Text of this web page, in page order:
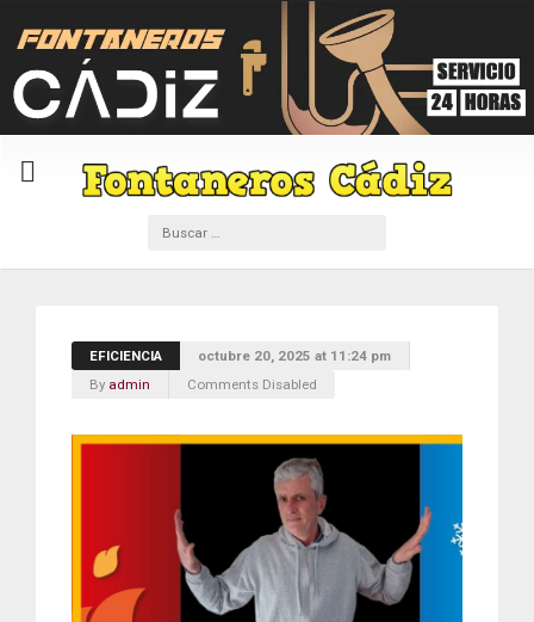
EFICIENCIA
octubre 20, 2025 at 11:24 pm
By admin Comments Disabled